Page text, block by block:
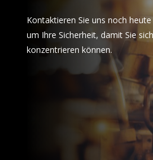
Kontaktieren Sie uns noch
um Ihre Sicherheit, damit Sie
konzentrieren können.